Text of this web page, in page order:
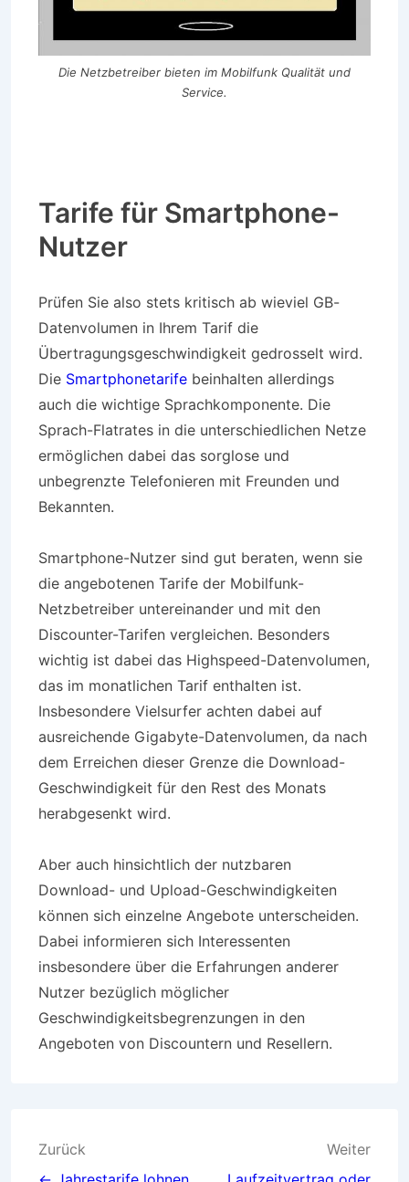
Die Netzbetreiber bieten im Mobilfunk Qualität und
Service.
Tarife für Smartphone-
Nutzer
Prüfen Sie also stets kritisch ab wieviel GB-
Datenvolumen in Ihrem Tarif die
Übertragungsgeschwindigkeit gedrosselt wird.
Die Smartphonetarife beinhalten allerdings
auch die wichtige Sprachkomponente. Die
Sprach-Flatrates in die unterschiedlichen Netze
ermöglichen dabei das sorglose und
unbegrenzte Telefonieren mit Freunden und
Bekannten.
Smartphone-Nutzer sind gut beraten, wenn sie
die angebotenen Tarife der Mobilfunk-
Netzbetreiber untereinander und mit den
Discounter-Tarifen vergleichen. Besonders
wichtig ist dabei das Highspeed-Datenvolumen,
das im monatlichen Tarif enthalten ist.
Insbesondere Vielsurfer achten dabei auf
ausreichende Gigabyte-Datenvolumen, da nach
dem Erreichen dieser Grenze die Download-
Geschwindigkeit für den Rest des Monats
herabgesenkt wird.
Aber auch hinsichtlich der nutzbaren
Download- und Upload-Geschwindigkeiten
können sich einzelne Angebote unterscheiden.
Dabei informieren sich Interessenten
insbesondere über die Erfahrungen anderer
Nutzer bezüglich möglicher
Geschwindigkeitsbegrenzungen in den
Angeboten von Discountern und Resellern.
Beitragsnavigation
Zurück
Weiter